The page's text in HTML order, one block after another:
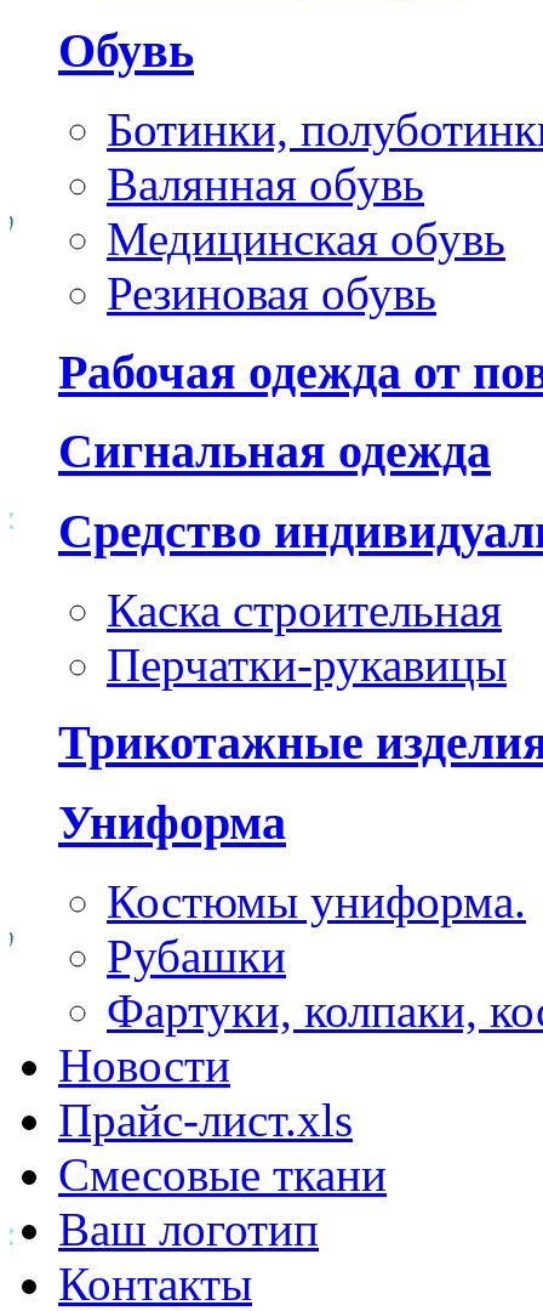
Обувь
Ботинки,
Валянная обувь
Медицинская обувь
Резиновая обувь
Рабочая одежда от
Сигнальная одежда
Средство
Каска строительная
Перчатки-рукавицы
Трикотажные
Униформа
Костюмы униформа.
Рубашки
Фартуки, колпаки,
Новости
Прайс-лист.xls
Смесовые ткани
Ваш логотип
Контакты